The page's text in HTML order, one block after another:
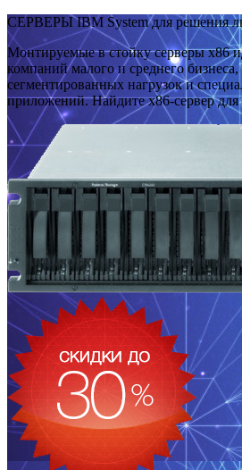
СЕРВЕРЫ IBM System для решения
Монтируемые в стойку серверы x86
компаний малого и среднего
сегментированных нагрузок и
приложений. Найдите x86-сервер